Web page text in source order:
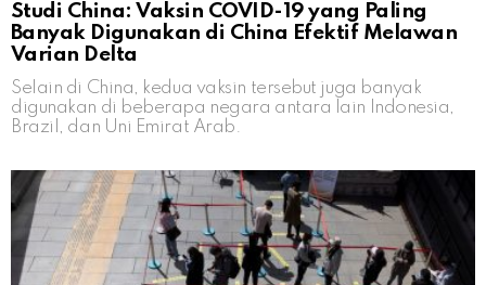
Studi China: Vaksin COVID-19 yang Paling
Banyak Digunakan di China Efektif Melawan
Varian Delta
Selain di China, kedua vaksin tersebut juga banyak
digunakan di beberapa negara antara lain Indonesia,
Brazil, dan Uni Emirat Arab.